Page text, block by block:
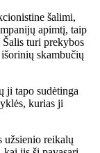
šalimi,
apimtį, taip
turi prekybos
skambučių
ji tapo sudėtinga
kurias ji
užsienio reikalų